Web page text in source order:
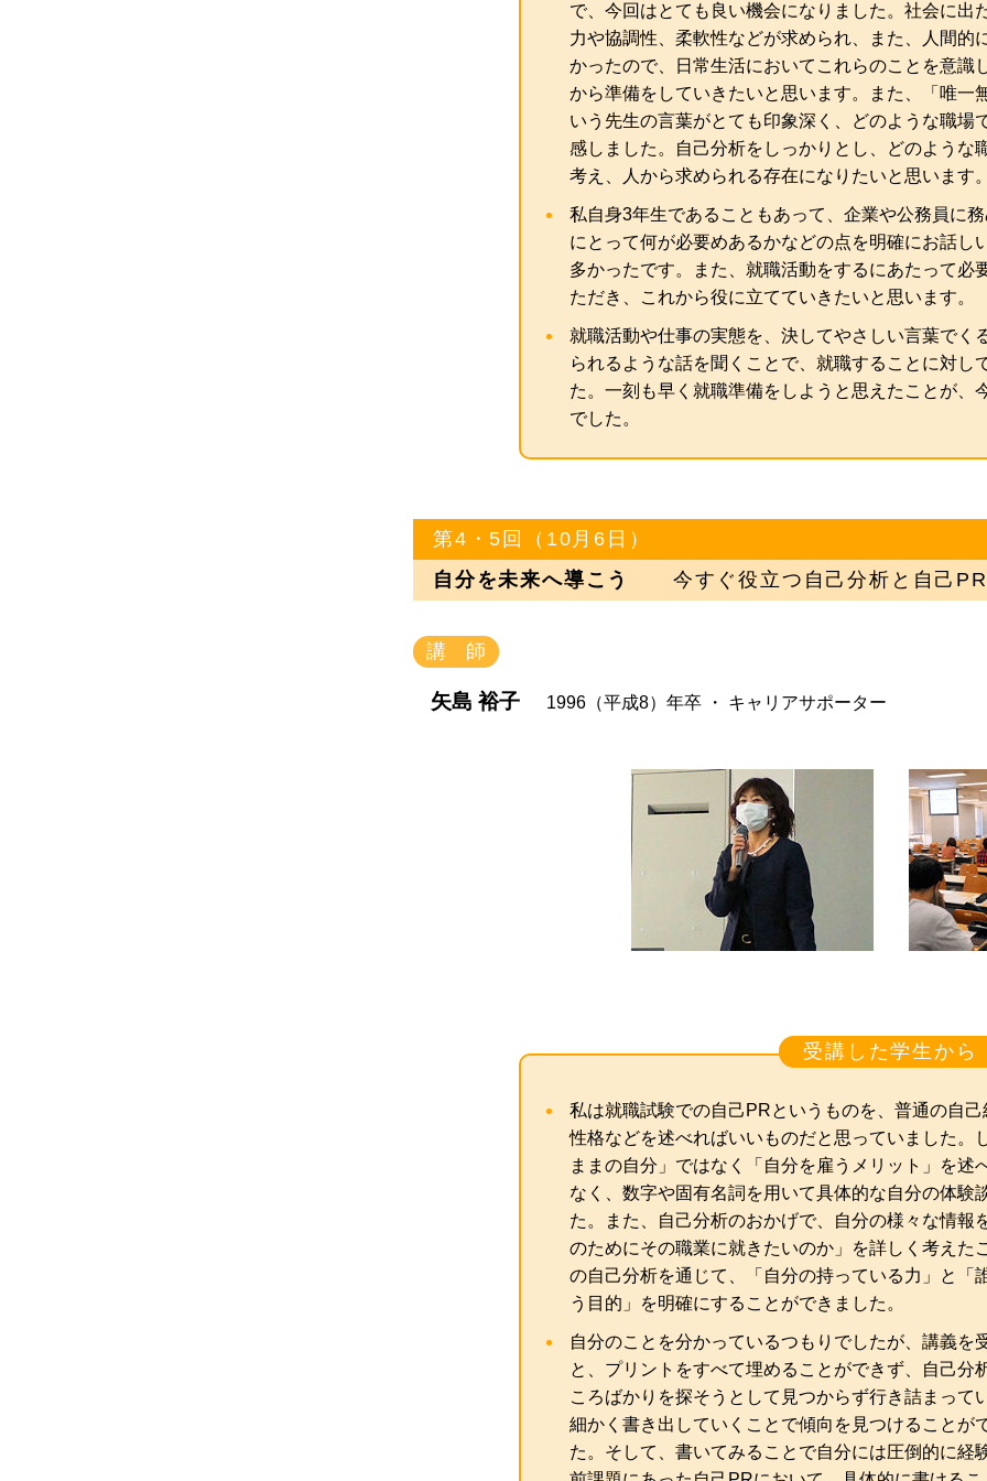
で、今回はとても良い機会になりました。社会に出
力や協調性、柔軟性などが求められ、また、人間的
かったので、日常生活においてこれらのことを意識
から準備をしていきたいと思います。また、「唯一
いう先生の言葉がとても印象深く、どのような職場
感しました。自己分析をしっかりとし、どのような
考え、人から求められる存在になりたいと思います
私自身3年生であることもあって、企業や公務員に
にとって何が必要めあるかなどの点を明確にお話し
多かったです。また、就職活動をするにあたって必
ただき、これから役に立てていきたいと思います。
就職活動や仕事の実態を、決してやさしい言葉でく
られるような話を聞くことで、就職することに対し
た。一刻も早く就職準備をしようと思えたことが、
でした。
第4・5回（10月6日）
自分を未来へ導こう
今すぐ役立つ自己分析と自己
講 師
矢島 裕子 1996（平成8）年卒 ・ キャリアサポーター
受講した学生から
私は就職試験での自己PRというものを、普通の自
性格などを述べればいいものだと思っていました。
ままの自分」ではなく「自分を雇うメリット」を述
なく、数字や固有名詞を用いて具体的な自分の体験
た。また、自己分析のおかげで、自分の様々な情報
のためにその職業に就きたいのか」を詳しく考えた
の自己分析を通じて、「自分の持っている力」と「
う目的」を明確にすることができました。
自分のことを分かっているつもりでしたが、講義を
と、プリントをすべて埋めることができず、自己分
ころばかりを探そうとして見つからず行き詰まって
細かく書き出していくことで傾向を見つけることが
た。そして、書いてみることで自分には圧倒的に経